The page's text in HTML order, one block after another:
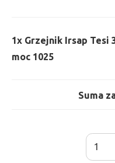
1x Grzejnik Irsap Tesi
moc 1025
Suma
ilość
Grzejnik